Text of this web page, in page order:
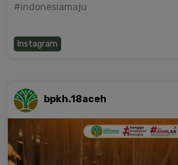
#indonesiamaju
Instagram
bpkh.18aceh